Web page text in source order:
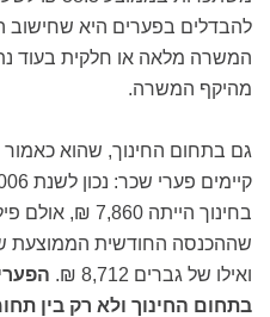
להבדלים בפערים היא שחישוב
המשרה מלאה או חלקית בעוד
מהיקף המשרה.
גם בתחום החינוך, שהוא
בחינוך הייתה
ואילו של גברים 8,712 ₪.
בתחום החינוך ולא רק בין